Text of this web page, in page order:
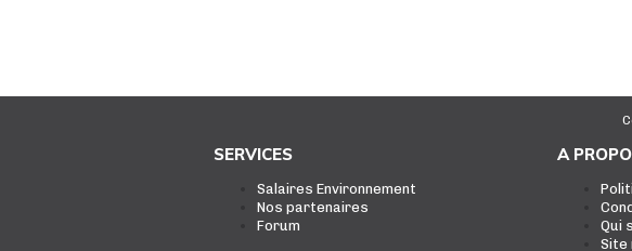
SERVICES
Salaires Environnement
Nos partenaires
Forum
A
Qui
Site